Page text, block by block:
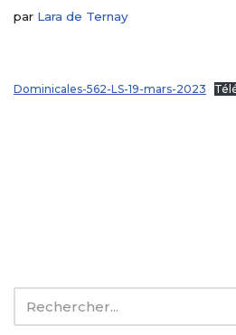
par Lara de Ternay
Dominicales-562-LS-19-mars-2023